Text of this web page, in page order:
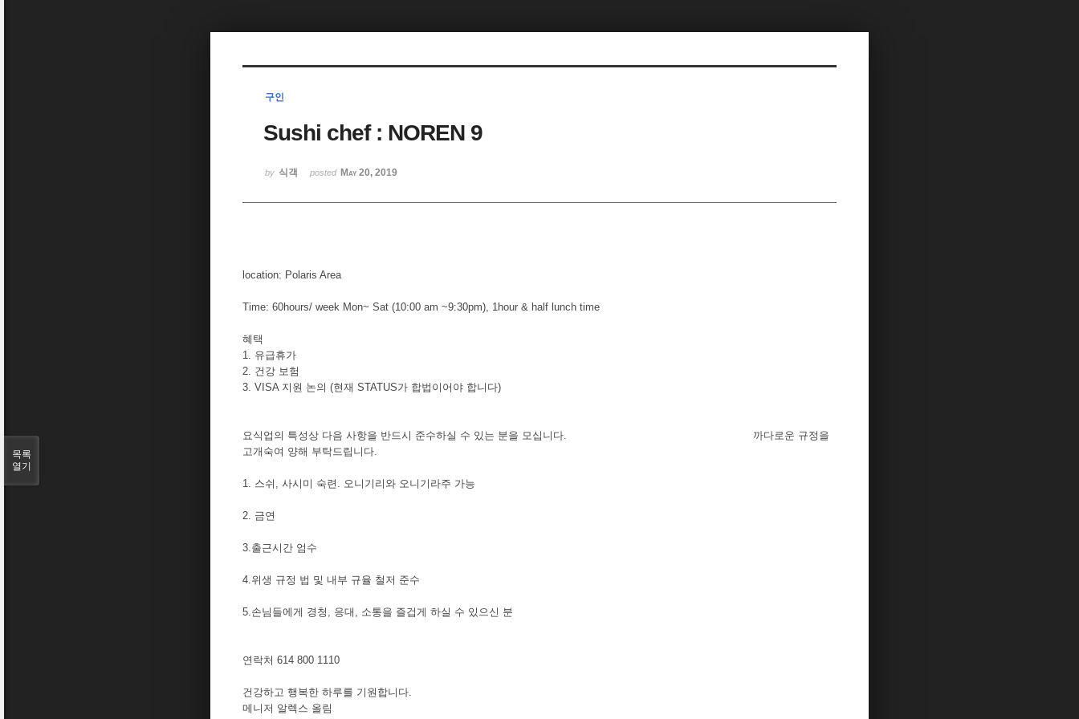
구인
Sushi chef : NOREN 9
by 식객 posted May 20, 2019
location: Polaris Area
Time: 60hours/ week Mon~ Sat (10:00 am ~9:30pm), 1hour & half lunch time
혜택
1. 유급휴가
2. 건강 보험
3. VISA 지원 논의 (현재 STATUS가 합법이어야 합니다)
요식업의 특성상 다음 사항을 반드시 준수하실 수 있는 분을 모십니다. 까다로운 규정을
고개숙여 양해 부탁드립니다.
1. 스쉬, 사시미 숙련. 오니기리와 오니기라주 가능
2. 금연
3.출근시간 엄수
4.위생 규정 법 및 내부 규율 철저 준수
5.손님들에게 경청, 응대, 소통을 즐겁게 하실 수 있으신 분
연락처 614 800 1110
건강하고 행복한 하루를 기원합니다.
메니저 알렉스 올림
목록
열기
Sketchbook5, 스케치북5
Sketchbook5, 스케치북5